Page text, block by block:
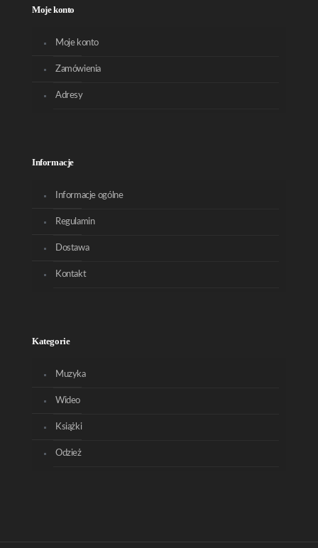
Moje konto
Moje konto
Zamówienia
Adresy
Informacje
Informacje ogólne
Regulamin
Dostawa
Kontakt
Kategorie
Muzyka
Wideo
Książki
Odzież